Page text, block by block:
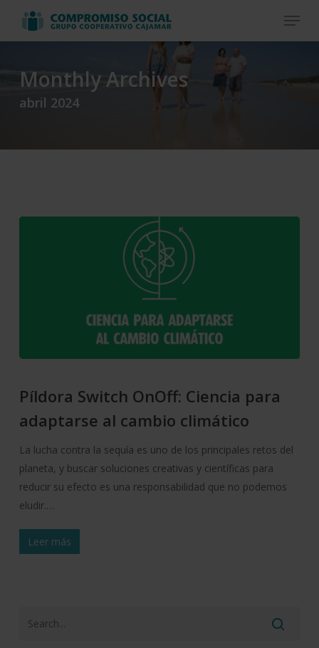
main
Menu
Monthly Archives
abril 2024
Píldora Switch OnOff: Ciencia para
adaptarse al cambio climático
La lucha contra la sequía es uno de los principales retos del
planeta, y buscar soluciones creativas y científicas para
reducir su efecto es una responsabilidad que no podemos
eludir.…
Leer más
Close